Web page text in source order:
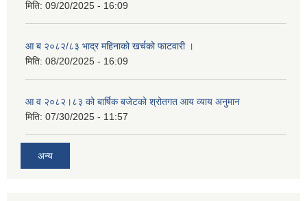
मिति: 09/20/2025 - 16:09
आ ब २०८२/८३ भाद्र महिनाको खर्चको फाटवारी ।
मिति: 08/20/2025 - 16:09
आ व २०८२।८३ को बार्षिक बजेटको श्रोतगत आय व्याय अनुमान
मिति: 07/30/2025 - 11:57
अन्य